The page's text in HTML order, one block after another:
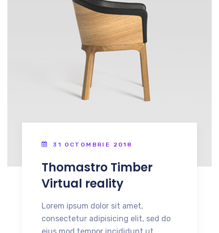
31 OCTOMBRIE 2018
Thomastro Timber
Virtual reality
Lorem ipsum dolor sit amet,
consectetur adipisicing elit, sed do